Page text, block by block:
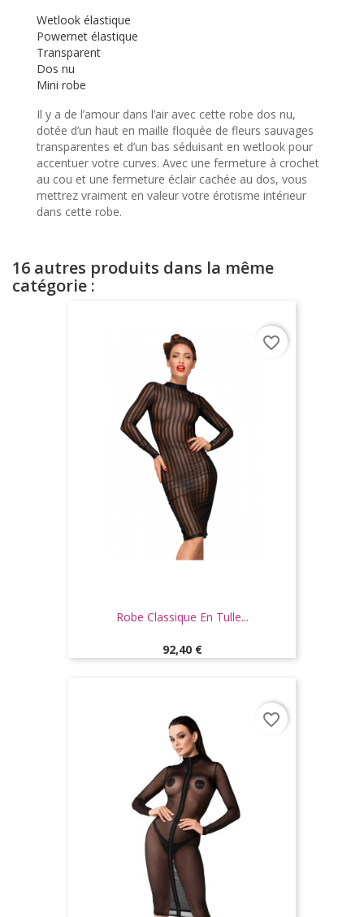
Wetlook élastique
Powernet élastique
Transparent
Dos nu
Mini robe
Il y a de l’amour dans l’air avec cette robe dos nu,
dotée d’un haut en maille floquée de fleurs sauvages
transparentes et d’un bas séduisant en wetlook pour
accentuer votre curves. Avec une fermeture à crochet
au cou et une fermeture éclair cachée au dos, vous
mettrez vraiment en valeur votre érotisme intérieur
dans cette robe.
16 autres produits dans la même
catégorie :
Robe Classique En Tulle...
Prix
92,40 €
favorite_border
favorite_border